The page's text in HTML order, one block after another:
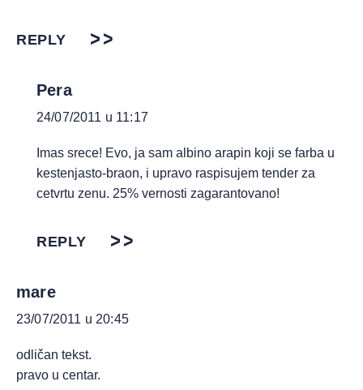
REPLY
Pera
24/07/2011 u 11:17
Imas srece! Evo, ja sam albino arapin koji se farba u
kestenjasto-braon, i upravo raspisujem tender za
cetvrtu zenu. 25% vernosti zagarantovano!
REPLY
mare
23/07/2011 u 20:45
odličan tekst.
pravo u centar.